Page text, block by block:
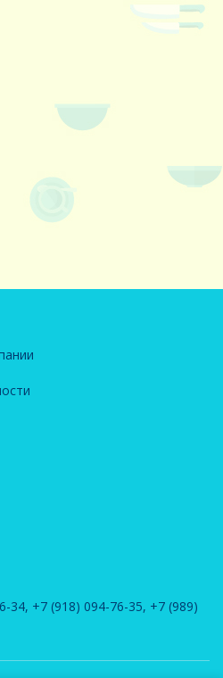
34, +7 (918) 094-76-35, +7 (989)